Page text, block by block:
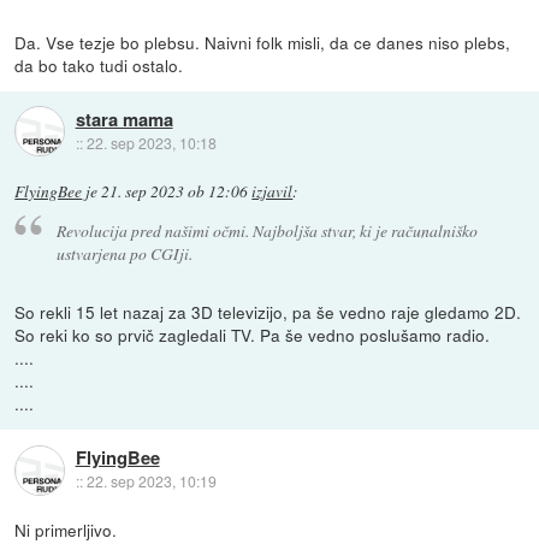
Da. Vse tezje bo plebsu. Naivni folk misli, da ce danes niso plebs,
da bo tako tudi ostalo.
stara mama
::22. sep 2023, 10:18
FlyingBee je 21. sep 2023 ob 12:06izjavil:
Revolucija pred našimi očmi. Najboljša stvar, ki je računalniško
ustvarjena po CGIji.
So rekli 15 let nazaj za 3D televizijo, pa še vedno raje gledamo 2D.
So reki ko so prvič zagledali TV. Pa še vedno poslušamo radio.
....
....
....
FlyingBee
::22. sep 2023, 10:19
Ni primerljivo.